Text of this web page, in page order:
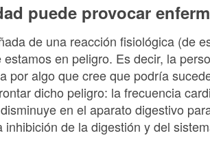
puede provocar
de una reacción fisiológica (de
en peligro. Es decir, la
por algo que cree que podría
dicho peligro: la frecuencia
en el aparato digestivo
de la digestión y del